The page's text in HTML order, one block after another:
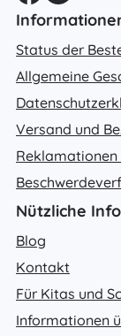
Status der
Allgemeine
Versand und
Nützliche
Blog
Kontakt
Für Kitas und
Informationen